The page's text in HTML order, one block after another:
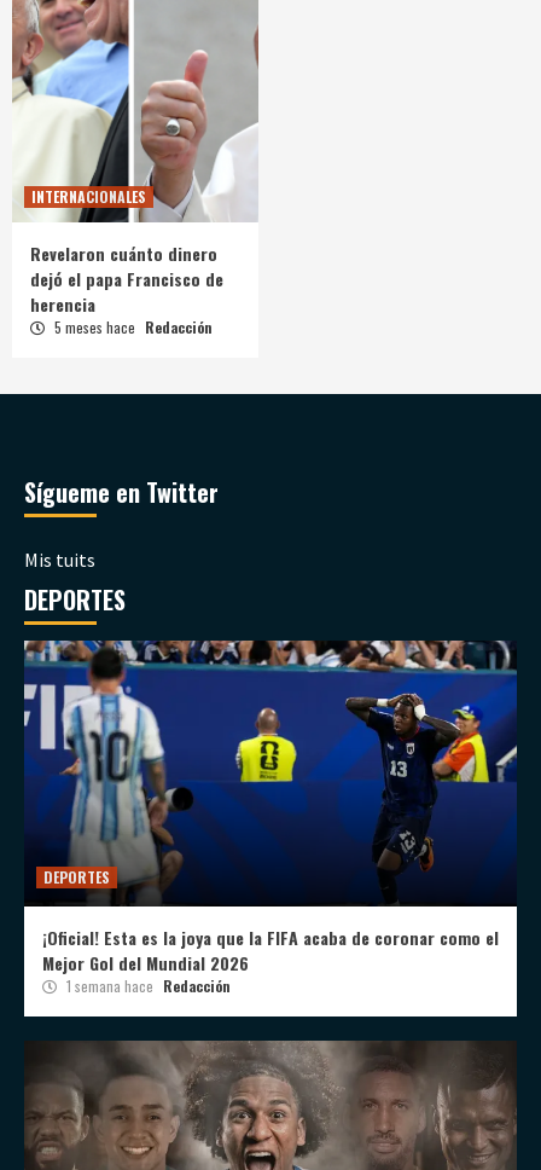
INTERNACIONALES
Revelaron cuánto dinero
dejó el papa Francisco de
herencia
5 meses hace Redacción
Sígueme en Twitter
Mis tuits
DEPORTES
DEPORTES
¡Oficial! Esta es la joya que la FIFA acaba de coronar como el
Mejor Gol del Mundial 2026
1 semana hace Redacción